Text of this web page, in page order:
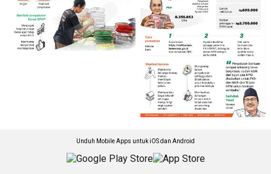
Unduh Mobile Apps untuk iOS dan Android